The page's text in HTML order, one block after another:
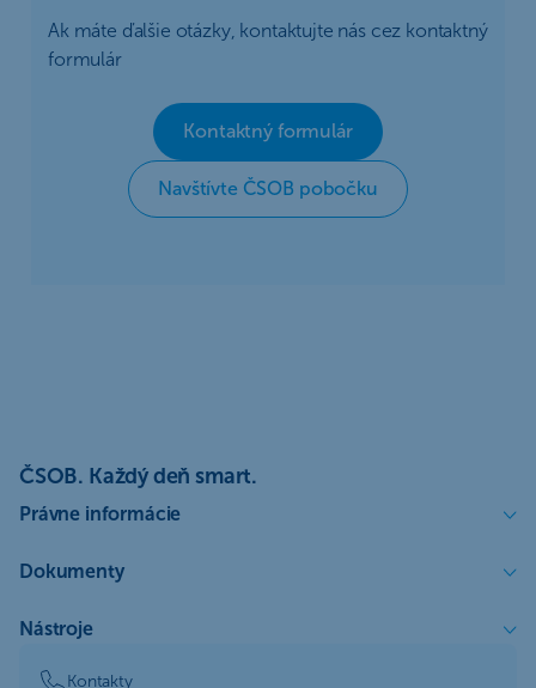
Ak máte ďalšie otázky, kontaktujte nás cez kontaktný
formulár
Kontaktný formulár
Navštívte ČSOB pobočku
ČSOB. Každý deň smart.
Právne informácie
Dokumenty
Nástroje
Kontakty